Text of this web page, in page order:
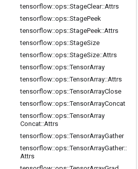
tensorflow::ops::StageClear::Attrs
tensorflow::ops::StagePeek
tensorflow::ops::StagePeek::Attrs
tensorflow::ops::StageSize
tensorflow::ops::StageSize::Attrs
tensorflow::ops::TensorArray
tensorflow::ops::TensorArray::Attrs
tensorflow::ops::TensorArrayClose
tensorflow::ops::TensorArrayConcat
tensorflow::ops::TensorArray
Concat::Attrs
tensorflow::ops::TensorArrayGather
tensorflow::ops::TensorArrayGather::
Attrs